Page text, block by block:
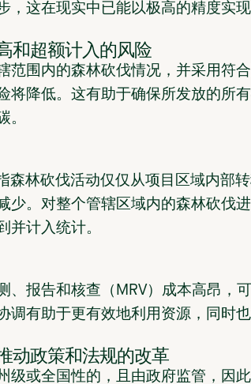
，这在现实中已能以极高的精度实
和超额计入的风险
范围内的森林砍伐情况，并采用符
将降低。这有助于确保所发放的所
。
森林砍伐活动仅仅从项目区域内部
少。对整个管辖区域内的森林砍伐
并计入统计。
、报告和核查（MRV）成本高昂，
调有助于更有效地利用资源，同时
动政策和法规的改革
级或全国性的，且由政府监管，因